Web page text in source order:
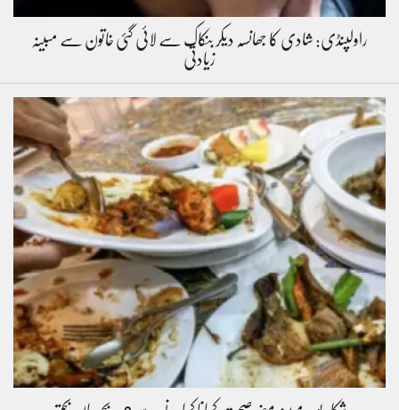
راولپنڈی: شادی کا جھانسہ دیکر بنکاک سے لائی گئی خاتون سے مبینہ
زیادتی